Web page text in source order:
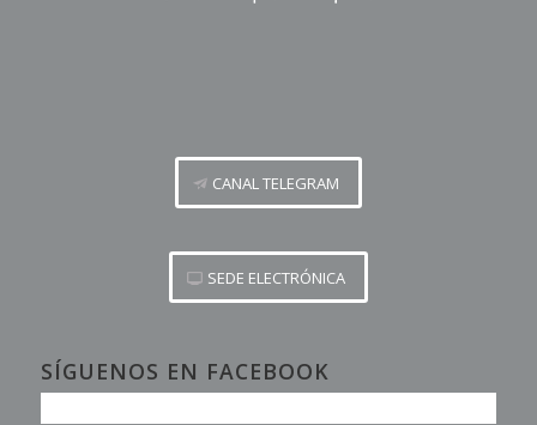
CANAL TELEGRAM
SEDE ELECTRÓNICA
SÍGUENOS EN FACEBOOK